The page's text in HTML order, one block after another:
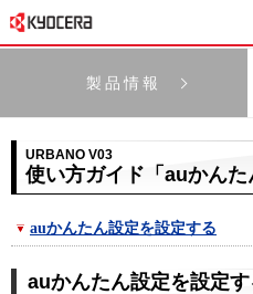
製品情報
URBANO V03
使い方ガイド「auかんた
auかんたん設定を設定する
auかんたん設定を設定す